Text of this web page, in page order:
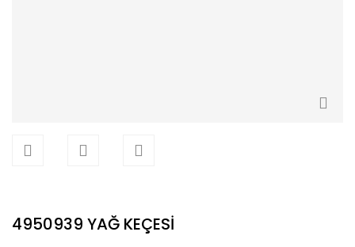
4950939 YAĞ KEÇESİ